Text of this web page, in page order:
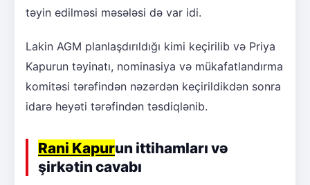
təyin edilməsi məsələsi də var idi.
Lakin AGM planlaşdırıldığı kimi keçirilib və Priya
Kapurun təyinatı, nominasiya və mükafatlandırma
komitəsi tərəfindən nəzərdən keçirildikdən sonra
idarə heyəti tərəfindən təsdiqlənib.
Rani Kapurun ittihamları və
şirkətin cavabı